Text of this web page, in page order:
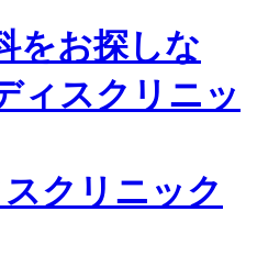
をお探しな
ィスクリニッ